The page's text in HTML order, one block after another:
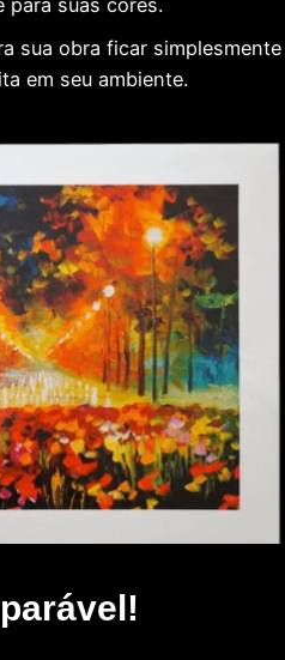
sua obra ficar simplesmente
em seu ambiente.